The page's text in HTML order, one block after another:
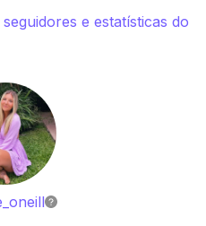
e estatísticas do